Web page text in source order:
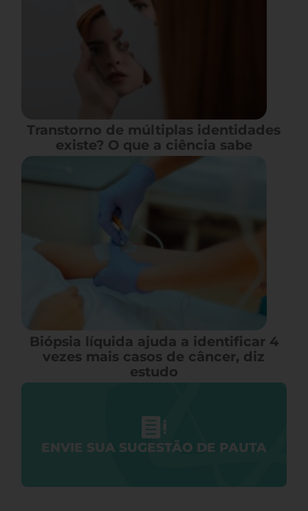
Transtorno de múltiplas identidades
existe? O que a ciência sabe
Biópsia líquida ajuda a identificar 4
vezes mais casos de câncer, diz
estudo
ENVIE SUA SUGESTÃO DE PAUTA